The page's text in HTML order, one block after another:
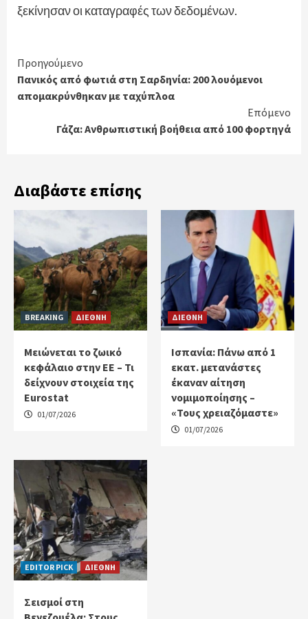
ξεκίνησαν οι καταγραφές των δεδομένων.
Continue
Reading
Προηγούμενο
Πανικός από φωτιά στη Σαρδηνία: 200 λουόμενοι
απομακρύνθηκαν με ταχύπλοα
Επόμενο
Γάζα: Ανθρωπιστική βοήθεια από 100 φορτηγά
Διαβάστε επίσης
BREAKING ΔΙΕΘΝΗ
Μειώνεται το ζωικό
κεφάλαιο στην ΕΕ – Τι
δείχνουν στοιχεία της
Eurostat
01/07/2026
ΔΙΕΘΝΗ
Ισπανία: Πάνω από 1
εκατ. μετανάστες
έκαναν αίτηση
νομιμοποίησης –
«Τους χρειαζόμαστε»
01/07/2026
EDITOR PICK ΔΙΕΘΝΗ
Σεισμοί στη